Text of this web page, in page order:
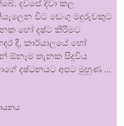
දවසේ දිවා කල
විට ඩෙංගු මදුරුවකුට
හෝ දෂ්ට කිරීමට
දී, කාර්යාලයේ හෝ
ඕනෑම තැනක සිදුවිය
දෂ්ටනයට අපට මුහුණ …